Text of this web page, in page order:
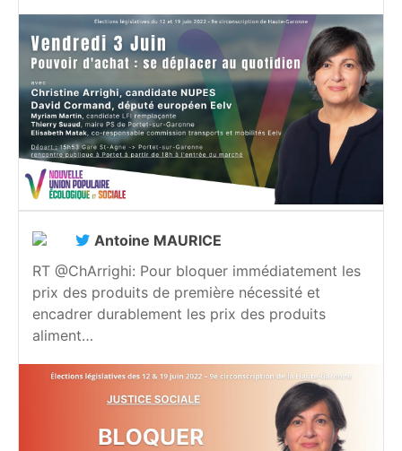
Antoine MAURICE
RT @ChArrighi: Pour bloquer immédiatement les
prix des produits de première nécessité et
encadrer durablement les prix des produits
aliment…